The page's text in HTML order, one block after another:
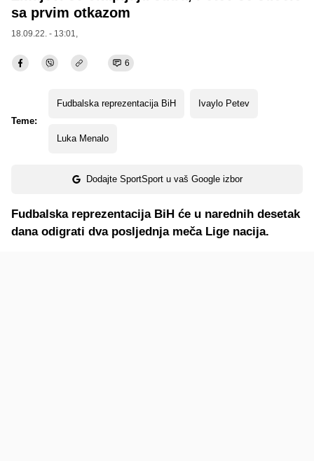
sa prvim otkazom
18.09.22. - 13:01,
6
Teme:
Fudbalska reprezentacija BiH Ivaylo Petev
Luka Menalo
Dodajte SportSport u vaš Google izbor
Fudbalska reprezentacija BiH će u narednih desetak
dana odigrati dva posljednja meča Lige nacija.